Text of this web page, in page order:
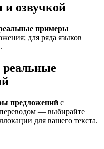
и озвучкой
примеры
для ряда языков
.
реальные
предложений с
переводом — выбирайте
для вашего текста.